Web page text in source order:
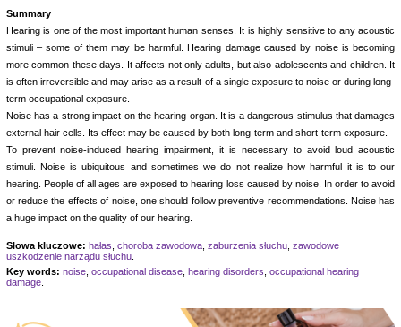
Summary
Hearing is one of the most important human senses. It is highly sensitive to any acoustic
stimuli – some of them may be harmful. Hearing damage caused by noise is becoming
more common these days. It affects not only adults, but also adolescents and children. It
is often irreversible and may arise as a result of a single exposure to noise or during long-
term occupational exposure.
Noise has a strong impact on the hearing organ. It is a dangerous stimulus that damages
external hair cells. Its effect may be caused by both long-term and short-term exposure.
To prevent noise-induced hearing impairment, it is necessary to avoid loud acoustic
stimuli. Noise is ubiquitous and sometimes we do not realize how harmful it is to our
hearing. People of all ages are exposed to hearing loss caused by noise. In order to avoid
or reduce the effects of noise, one should follow preventive recommendations. Noise has
a huge impact on the quality of our hearing.
Słowa kluczowe: hałas, choroba zawodowa, zaburzenia słuchu, zawodowe
uszkodzenie narządu słuchu.
Key words: noise, occupational disease, hearing disorders, occupational hearing
damage.